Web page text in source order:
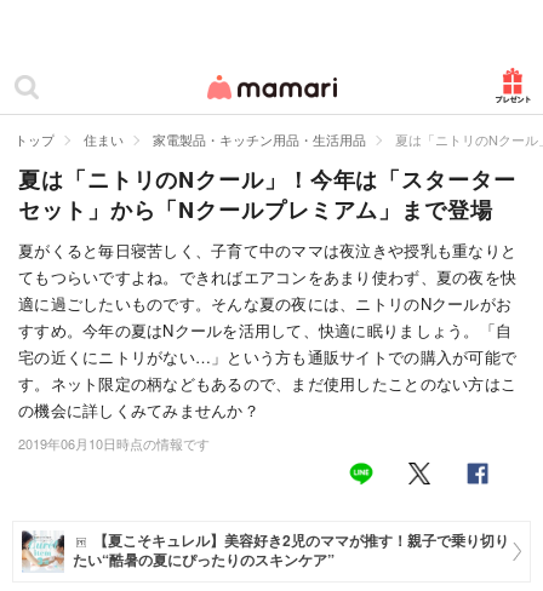
ママリ
カテゴリー一覧
妊娠
出産
赤ちゃん・育児
子育て・家族
病院
住まい
トップ 住まい 家電製品・キッチン用品・生活用品 夏は「ニトリのNクー
夏は「ニトリのNクール」！今年は「スターター
セット」から「Nクールプレミアム」まで登場
夏がくると毎日寝苦しく、子育て中のママは夜泣きや授乳も重なりと
てもつらいですよね。できればエアコンをあまり使わず、夏の夜を快
適に過ごしたいものです。そんな夏の夜には、ニトリのNクールがお
すすめ。今年の夏はNクールを活用して、快適に眠りましょう。「自
宅の近くにニトリがない…」という方も通販サイトでの購入が可能で
す。ネット限定の柄などもあるので、まだ使用したことのない方はこ
の機会に詳しくみてみませんか？
2019年06月10日時点の情報です
【夏こそキュレル】美容好き2児のママが推す！親子で乗り切り
たい“酷暑の夏にぴったりのスキンケア”